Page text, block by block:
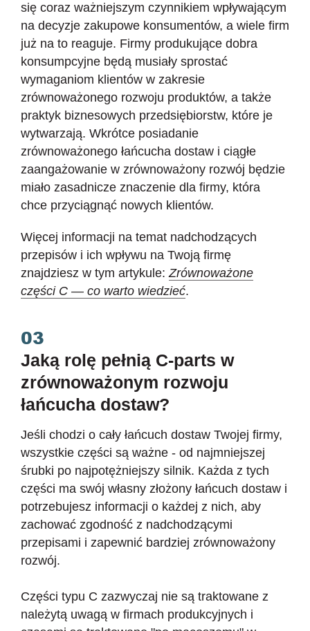
się coraz ważniejszym czynnikiem wpływającym
na decyzje zakupowe konsumentów, a wiele firm
już na to reaguje. Firmy produkujące dobra
konsumpcyjne będą musiały sprostać
wymaganiom klientów w zakresie
zrównoważonego rozwoju produktów, a także
praktyk biznesowych przedsiębiorstw, które je
wytwarzają. Wkrótce posiadanie
zrównoważonego łańcucha dostaw i ciągłe
zaangażowanie w zrównoważony rozwój będzie
miało zasadnicze znaczenie dla firmy, która
chce przyciągnąć nowych klientów.
Więcej informacji na temat nadchodzących
przepisów i ich wpływu na Twoją firmę
znajdziesz w tym artykule:Zrównoważone
części C — co warto wiedzieć.
03
Jaką rolę pełnią C-parts w
zrównoważonym rozwoju
łańcucha dostaw?
Jeśli chodzi o cały łańcuch dostaw Twojej firmy,
wszystkie części są ważne - od najmniejszej
śrubki po najpotężniejszy silnik. Każda z tych
części ma swój własny złożony łańcuch dostaw i
potrzebujesz informacji o każdej z nich, aby
zachować zgodność z nadchodzącymi
przepisami i zapewnić bardziej zrównoważony
rozwój.
Części typu C zazwyczaj nie są traktowane z
należytą uwagą w firmach produkcyjnych i